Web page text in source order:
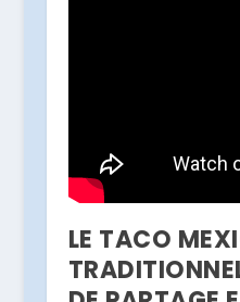
LE TACO